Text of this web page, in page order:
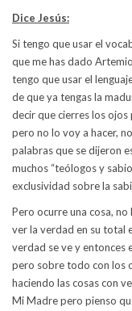
Dice Jesús:
Si tengo que usar el
que me has dado
tengo que usar el
de que ya tengas la
decir que cierres los
pero no lo voy a hacer,
palabras que se dijeron
muchos “teólogos y
exclusividad sobre la
Pero ocurre una cosa,
ver la verdad en su total
verdad se ve y entonces
pero sobre todo con los
haciendo las cosas con
Mi Madre pero pienso